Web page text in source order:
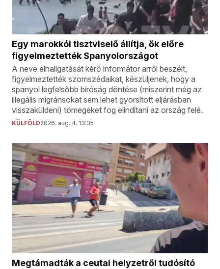
Egy marokkói tisztviselő állítja, ők előre
figyelmeztették Spanyolországot
A neve elhallgatását kérő informátor arról beszélt,
figyelmeztették szomszédaikat, készüljenek, hogy a
spanyol legfelsőbb bíróság döntése (miszerint még az
illegális migránsokat sem lehet gyorsított eljárásban
visszaküldeni) tömegeket fog elindítani az ország felé.
KÜLFÖLD2026. aug. 4. 13:35
Megtámadták a ceutai helyzetről tudósító